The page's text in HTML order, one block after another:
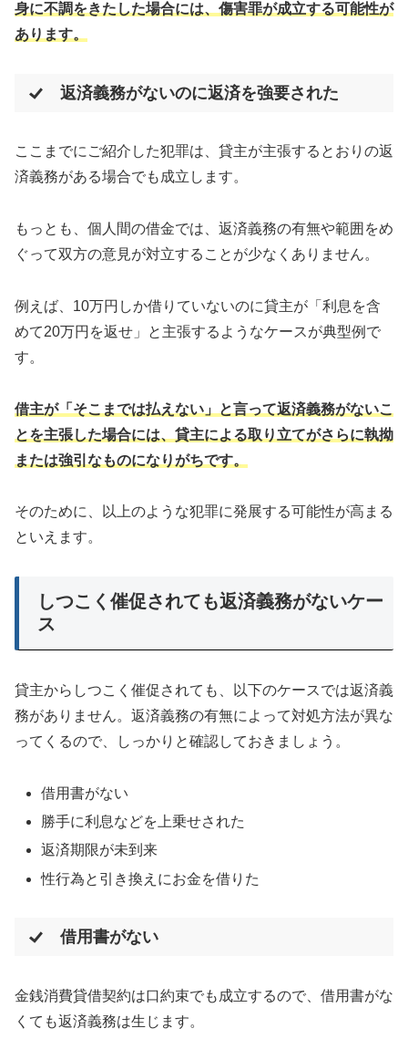
身に不調をきたした場合には、傷害罪が成立する可能性が
あります。
返済義務がないのに返済を強要された
ここまでにご紹介した犯罪は、貸主が主張するとおりの返
済義務がある場合でも成立します。
もっとも、個人間の借金では、返済義務の有無や範囲をめ
ぐって双方の意見が対立することが少なくありません。
例えば、10万円しか借りていないのに貸主が「利息を含
めて20万円を返せ」と主張するようなケースが典型例で
す。
借主が「そこまでは払えない」と言って返済義務がないこ
とを主張した場合には、貸主による取り立てがさらに執拗
または強引なものになりがちです。
そのために、以上のような犯罪に発展する可能性が高まる
といえます。
しつこく催促されても返済義務がないケー
ス
貸主からしつこく催促されても、以下のケースでは返済義
務がありません。返済義務の有無によって対処方法が異な
ってくるので、しっかりと確認しておきましょう。
借用書がない
勝手に利息などを上乗せされた
返済期限が未到来
性行為と引き換えにお金を借りた
借用書がない
金銭消費貸借契約は口約束でも成立するので、借用書がな
くても返済義務は生じます。